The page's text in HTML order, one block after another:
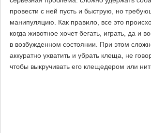
провести с ней пусть и быструю, но
манипуляцию. Как правило, все это
когда животное хочет бегать, играть, да и
в возбужденном состоянии. При этом
аккуратно ухватить и убрать клеща, не
чтобы выкручивать его клещедером или